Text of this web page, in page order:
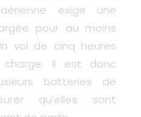
exige une
pour au moins
vol de cinq heures
Il est donc
batteries de
qu’elles sont